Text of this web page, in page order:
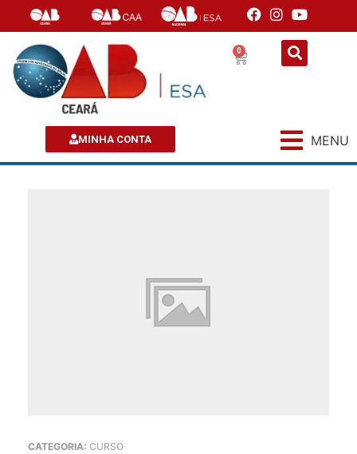
0
MINHA CONTA MENU
CATEGORIA: CURSO